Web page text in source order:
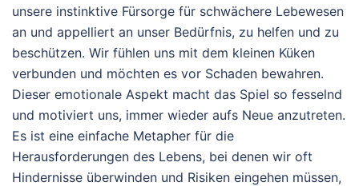
unsere instinktive Fürsorge für schwächere Lebewesen
an und appelliert an unser Bedürfnis, zu helfen und zu
beschützen. Wir fühlen uns mit dem kleinen Küken
verbunden und möchten es vor Schaden bewahren.
Dieser emotionale Aspekt macht das Spiel so fesselnd
und motiviert uns, immer wieder aufs Neue anzutreten.
Es ist eine einfache Metapher für die
Herausforderungen des Lebens, bei denen wir oft
Hindernisse überwinden und Risiken eingehen müssen,